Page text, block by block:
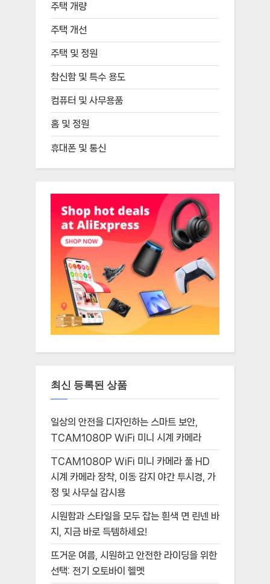
주택 개량
주택 개선
주택 및 정원
참신함 및 특수 용도
컴퓨터 및 사무용품
홈 및 정원
휴대폰 및 통신
최신 등록된 상품
일상의 안전을 디자인하는 스마트 보안,
TCAM1080P WiFi 미니 시계 카메라
TCAM1080P WiFi 미니 카메라 풀 HD
시계 카메라 장착, 이동 감지 야간 투시경, 가
정 및 사무실 감시용
시원함과 스타일을 모두 잡는 흰색 면 린넨 바
지, 지금 바로 득템하세요!
뜨거운 여름, 시원하고 안전한 라이딩을 위한
선택: 전기 오토바이 헬멧